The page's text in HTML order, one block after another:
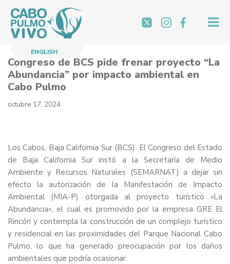
Saltar
al
contenidoENGLISH
Congreso de BCS pide frenar proyecto “La
Abundancia” por impacto ambiental en
Cabo Pulmo
octubre 17, 2024
Los Cabos, Baja California Sur (BCS). El Congreso del Estado
de Baja California Sur instó a la Secretaría de Medio
Ambiente y Recursos Naturales (SEMARNAT) a dejar sin
efecto la autorización de la Manifestación de Impacto
Ambiental (MIA-P) otorgada al proyecto turístico «La
Abundancia», el cual es promovido por la empresa GRE El
Rincón y contempla la construcción de un complejo turístico
y residencial en las proximidades del Parque Nacional Cabo
Pulmo, lo que ha generado preocupación por los daños
ambientales que podría ocasionar.